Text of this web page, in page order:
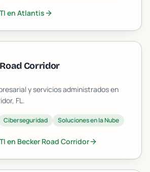
en Atlantis
Corridor
y servicios administrados en
, FL.
Ciberseguridad Soluciones en la Nube
en Becker Road Corridor